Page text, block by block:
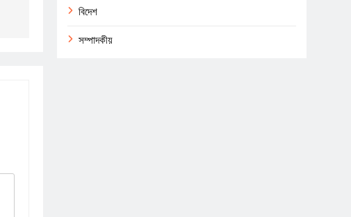
বিদেশ
সম্পাদকীয়